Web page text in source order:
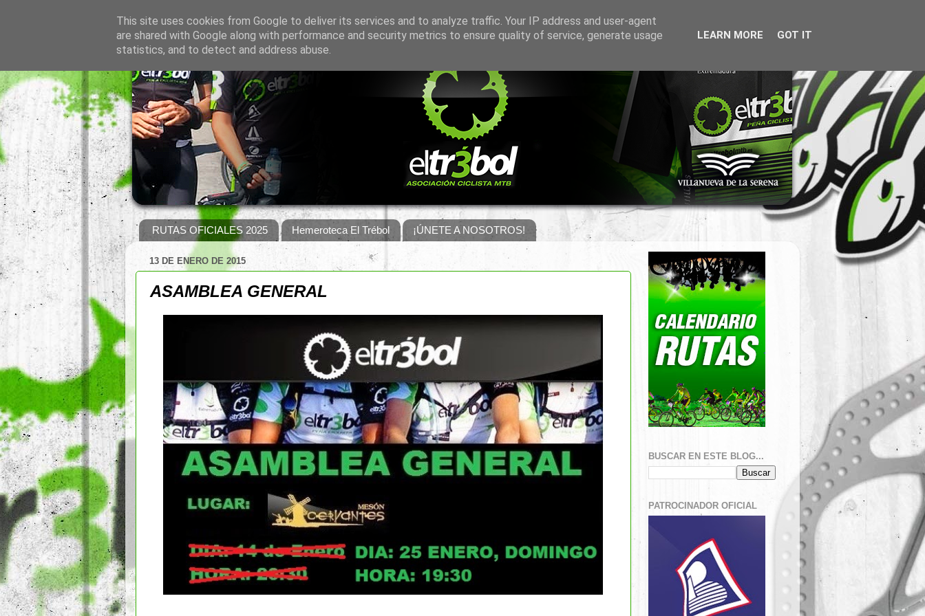
RUTAS OFICIALES 2025 Hemeroteca El Trébol ¡ÚNETE A NOSOTROS!
13 DE ENERO DE 2015
ASAMBLEA GENERAL
BUSCAR EN ESTE BLOG...
PATROCINADOR OFICIAL
This site uses cookies from Google to deliver its services and to analyze traffic. Your IP address and user-agent
are shared with Google along with performance and security metrics to ensure quality of service, generate usage
statistics, and to detect and address abuse.
LEARN MORE GOT IT